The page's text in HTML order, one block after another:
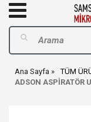
Ana Sayfa
TÜM
ADSON ASPİRATÖR